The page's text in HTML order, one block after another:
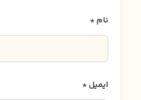
نام*
ایمیل*